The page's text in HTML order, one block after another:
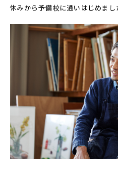
休みから予備校に通いはじめまし